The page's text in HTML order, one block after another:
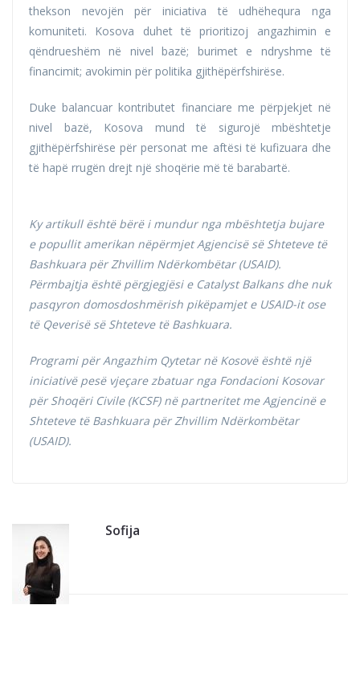
thekson nevojën për iniciativa të udhëhequra nga
komuniteti. Kosova duhet të prioritizoj angazhimin e
qëndrueshëm në nivel bazë; burimet e ndryshme të
financimit; avokimin për politika gjithëpërfshirëse.
Duke balancuar kontributet financiare me përpjekjet në
nivel bazë, Kosova mund të sigurojë mbështetje
gjithëpërfshirëse për personat me aftësi të kufizuara dhe
të hapë rrugën drejt një shoqërie më të barabartë.
Ky artikull është bërë i mundur nga mbështetja bujare
e popullit amerikan nëpërmjet Agjencisë së Shteteve të
Bashkuara për Zhvillim Ndërkombëtar (USAID).
Përmbajtja është përgjegjësi e Catalyst Balkans dhe nuk
pasqyron domosdoshmërish pikëpamjet e USAID-it ose
të Qeverisë së Shteteve të Bashkuara.
Programi për Angazhim Qytetar në Kosovë është një
iniciativë pesë vjeçare zbatuar nga Fondacioni Kosovar
për Shoqëri Civile (KCSF) në partneritet me Agjencinë e
Shteteve të Bashkuara për Zhvillim Ndërkombëtar
(USAID).
Sofija